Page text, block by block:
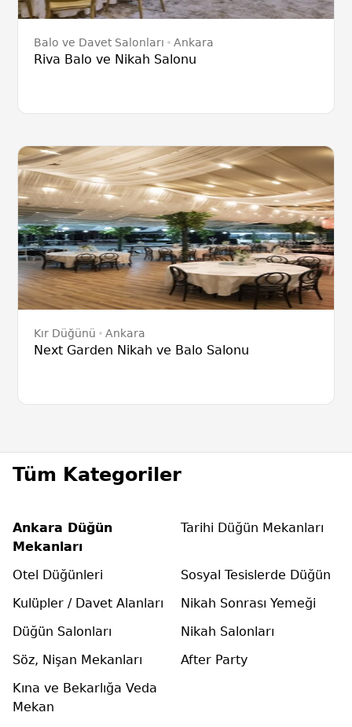
Balo ve Davet Salonları Ankara
Riva Balo ve Nikah Salonu
Kır Düğünü Ankara
Next Garden Nikah ve Balo Salonu
Tüm Kategoriler
Ankara Düğün
Mekanları
Tarihi Düğün Mekanları
Otel Düğünleri
Sosyal Tesislerde Düğün
Kulüpler / Davet Alanları
Nikah Sonrası Yemeği
Düğün Salonları
Nikah Salonları
Söz, Nişan Mekanları
After Party
Kına ve Bekarlığa Veda
Mekan